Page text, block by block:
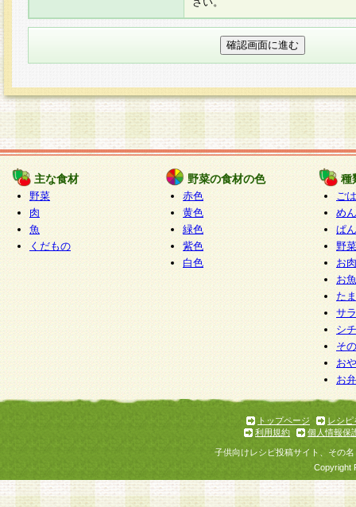
方 法・手段にて、本規約を任意に制定、変更ま
きるものとします。改定後の本規約等は、本規約
に掲示したときに、その 他の諸規定については
てその効力を生じるものとします。
4.本規約は、会員登録希望者による会員登録手続
の当社による会員登録の承認が完了した時点で会
たものとみなされ、会員に対して適用されるもの
5.当社がお聞きする個人情報は、すべて会員登録
で提 供いただいたものと考えております。従っ
自らの個人情報の提供を希望されない場合には、
をお預かりいたしません が、提供されないこと
商品やサービス等をご利用いただけない場合があ
了承ください。
6.当社は、お客様から当社が保有している個人情
加・ 利用停止等を求められた場合には、ご本人
て確認できた場合に限り、法令に準拠して合理的
いただきます。なお、開示 請求等の請求先は個
ります。
1.会員とは、本規約等を承諾のうえ、当社所定の
了し、当社が承認した者、グループとします。な
が以下に該当する場合は会員登録をすることがで
主な食材
野菜
肉
魚
くだもの
野菜の食材の色
赤色
黄色
緑色
紫色
白色
種
ご
めん
ぱん
野
お
お
た
サ
シ
そ
お
お
トップページ
レシピ
利用規約
個人情報保
子供向けレシピ投稿サイト、その
Copyright